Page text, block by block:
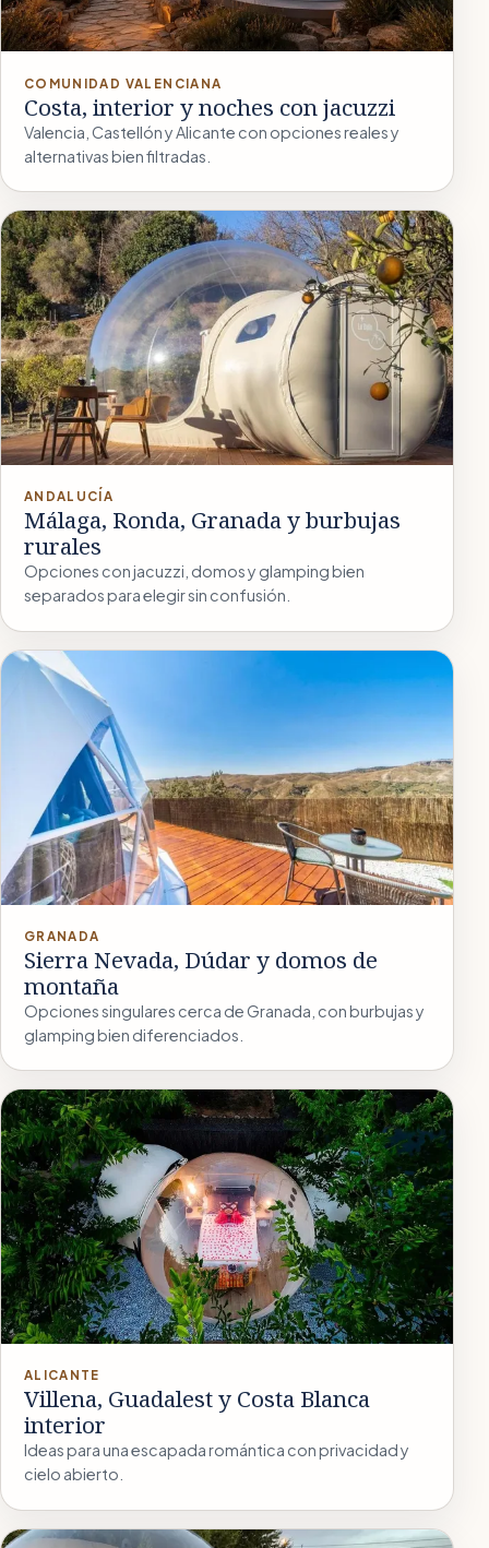
COMUNIDAD VALENCIANA
Costa, interior y noches con jacuzzi
Valencia, Castellón y Alicante con opciones reales y
alternativas bien filtradas.
ANDALUCÍA
Málaga, Ronda, Granada y burbujas
rurales
Opciones con jacuzzi, domos y glamping bien
separados para elegir sin confusión.
GRANADA
Sierra Nevada, Dúdar y domos de
montaña
Opciones singulares cerca de Granada, con burbujas y
glamping bien diferenciados.
ALICANTE
Villena, Guadalest y Costa Blanca
interior
Ideas para una escapada romántica con privacidad y
cielo abierto.